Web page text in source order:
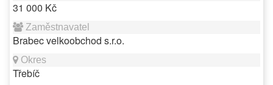
31 000 Kč
Brabec velkoobchod s.r.o.
Třebíč